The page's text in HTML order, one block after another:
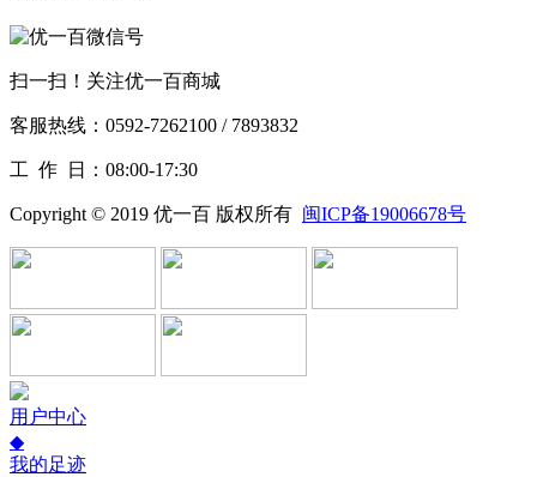
扫一扫！关注优一百商城
客服热线：0592-7262100 / 7893832
工作 日：08:00-17:30
Copyright © 2019 优一百 版权所有 闽ICP备19006678号
用户中心
◆
我的足迹